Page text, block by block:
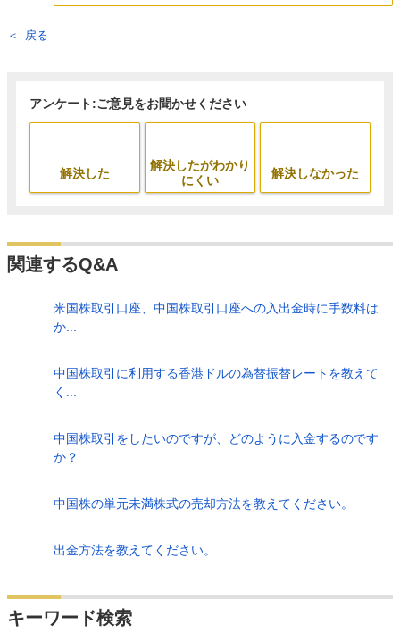
戻る
アンケート:ご意見をお聞かせください
解決した
解決したがわかり
にくい
解決しなかった
関連するQ&A
米国株取引口座、中国株取引口座への入出金時に手数料は
か...
中国株取引に利用する香港ドルの為替振替レートを教えて
く...
中国株取引をしたいのですが、どのように入金するのです
か？
中国株の単元未満株式の売却方法を教えてください。
出金方法を教えてください。
キーワード検索